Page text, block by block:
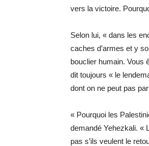
vers la victoire.
Selon lui, « dans les
caches d’armes et y
bouclier humain. Vous
dit toujours « le
dont on ne peut pas
« Pourquoi les
demandé Yehezkali. «
pas s’ils veulent le